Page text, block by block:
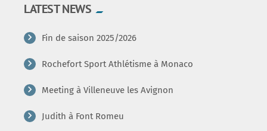
LATEST NEWS
Fin de saison 2025/2026
Rochefort Sport Athlétisme à Monaco
Meeting à Villeneuve les Avignon
Judith à Font Romeu